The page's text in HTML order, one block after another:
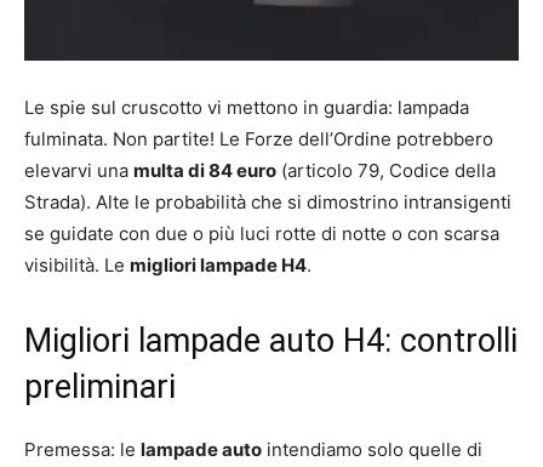
Le spie sul cruscotto vi mettono in guardia: lampada
fulminata. Non partite! Le Forze dell’Ordine potrebbero
elevarvi una multa di 84 euro (articolo 79, Codice della
Strada). Alte le probabilità che si dimostrino intransigenti
se guidate con due o più luci rotte di notte o con scarsa
visibilità. Le migliori lampade H4.
Migliori lampade auto H4: controlli
preliminari
Premessa: le lampade auto intendiamo solo quelle di